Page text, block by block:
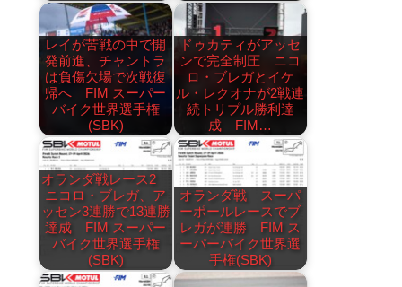
レイが苦戦の中で開
発前進、チャントラ
は負傷欠場で次戦復
帰へ FIM スーパー
バイク世界選手権
(SBK)
ドゥカティがアッセ
ンで完全制圧 ニコ
ロ・ブレガとイケ
ル・レクオナが2戦連
続トリプル勝利達
成 FIM…
オランダ戦レース2
ニコロ・ブレガ、ア
ッセン3連勝で13連勝
達成 FIM スーパー
バイク世界選手権
(SBK)
オランダ戦 スーパ
ーポールレースでブ
レガが連勝 FIM ス
ーパーバイク世界選
手権(SBK)